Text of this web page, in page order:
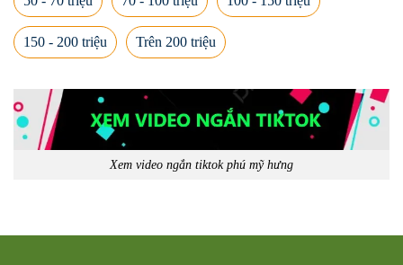
150 - 200 triệu Trên 200 triệu
Xem video ngắn tiktok phú mỹ hưng